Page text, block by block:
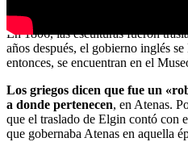
En 1806, las esculturas fueron
años después, el gobierno inglés
entonces, se encuentran en el
Los griegos dicen que fue un
a donde pertenecen, en Atenas.
que el traslado de Elgin contó con
que gobernaba Atenas en aquella